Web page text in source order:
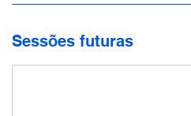
Sessões futuras